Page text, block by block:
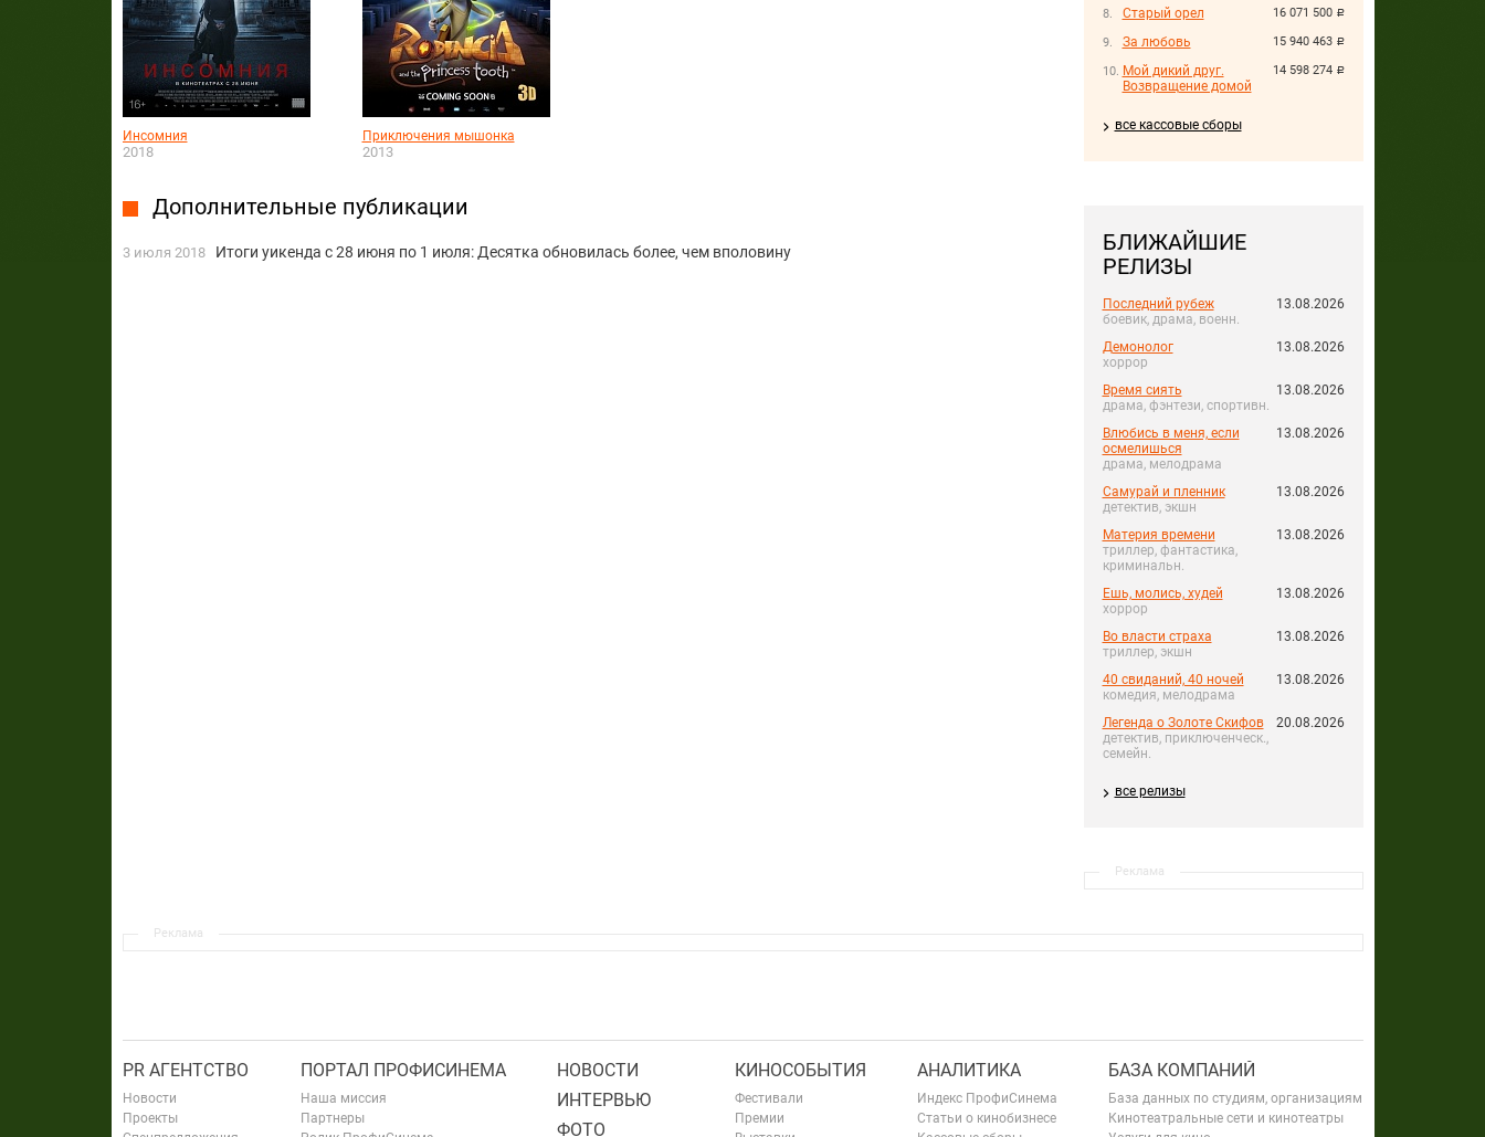
16 071 500 руб.
Старый орел
15 940 463 руб.
За любовь
14 598 274 руб.
Мой дикий друг.
Возвращение домой
все кассовые сборы
БЛИЖАЙШИЕ
РЕЛИЗЫ
Последний рубеж
боевик, драма, военн.
13.08.2026
Демонолог
хоррор
13.08.2026
Время сиять
драма, фэнтези, спортивн.
13.08.2026
Влюбись в меня, если
осмелишься
драма, мелодрама
13.08.2026
Самурай и пленник
детектив, экшн
13.08.2026
Материя времени
триллер, фантастика,
криминальн.
13.08.2026
Ешь, молись, худей
хоррор
13.08.2026
Во власти страха
триллер, экшн
13.08.2026
40 свиданий, 40 ночей
комедия, мелодрама
13.08.2026
Легенда о Золоте Скифов
детектив, приключенческ.,
семейн.
20.08.2026
все релизы
Реклама
Инсомния
2018
Приключения мышонка
2013
Дополнительные публикации
3 июля 2018 Итоги уикенда с 28 июня по 1 июля: Десятка обновилась более, чем вполовину
Реклама
PR АГЕНТСТВО
Новости
Проекты
ПОРТАЛ ПРОФИСИНЕМА
Наша миссия
Партнеры
НОВОСТИ
ИНТЕРВЬЮ
ФОТО
КИНОСОБЫТИЯ
Фестивали
Премии
АНАЛИТИКА
Индекс ПрофиСинема
Статьи о кинобизнесе
БАЗА КОМПАНИЙ
База данных по студиям, организациям
Кинотеатральные сети и кинотеатры